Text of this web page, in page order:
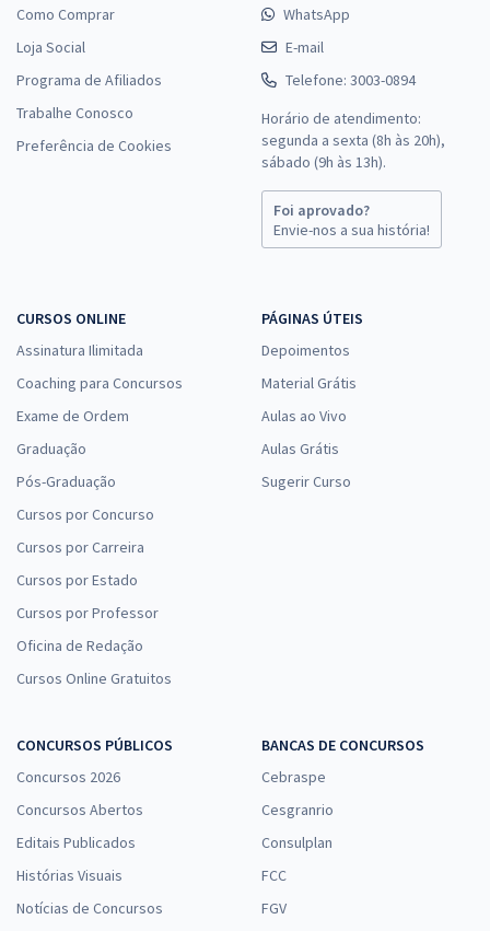
Como Comprar
Loja Social
Programa de Afiliados
Trabalhe Conosco
Preferência de Cookies
WhatsApp
E-mail
Telefone: 3003-0894
Horário de atendimento:
segunda a sexta (8h às 20h),
sábado (9h às 13h).
Foi aprovado?
Envie-nos a sua história!
CURSOS ONLINE
Assinatura Ilimitada
Coaching para Concursos
Exame de Ordem
Graduação
Pós-Graduação
Cursos por Concurso
Cursos por Carreira
Cursos por Estado
Cursos por Professor
Oficina de Redação
Cursos Online Gratuitos
PÁGINAS ÚTEIS
Depoimentos
Material Grátis
Aulas ao Vivo
Aulas Grátis
Sugerir Curso
CONCURSOS PÚBLICOS
Concursos 2026
Concursos Abertos
Editais Publicados
Histórias Visuais
Notícias de Concursos
BANCAS DE CONCURSOS
Cebraspe
Cesgranrio
Consulplan
FCC
FGV